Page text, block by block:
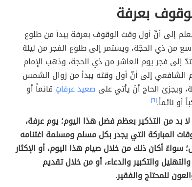
بعرفة
إلى أنّ أول وقت الوقوف بعرفة يبدأ من طلوع
من ذي الحجّة، ويستمر إلى طلوع الفجر من ليلة
إلى فجر يوم العاشر من ذي الحجة، وذهب الإمام
الشافعي إلى أنّ أول وقته يبدأ من زوال الشمس
ويجزئ الحاج أنْ يأتي على صعيد عرفاتٍ قائماً أو
أو نائماً.[٦]
بد من التذكير بعظم فضل هذا اليوم؛ يوم عرفة،
المباركة التي يجدر بكل مسلم ومسلمة اغتنامه
سواءً أكان ذلك من خلال صيام هذا اليوم، أو الإكثار
والتكبير والدعاء، أو من خلال تقديم
للمحتاج والفقير.